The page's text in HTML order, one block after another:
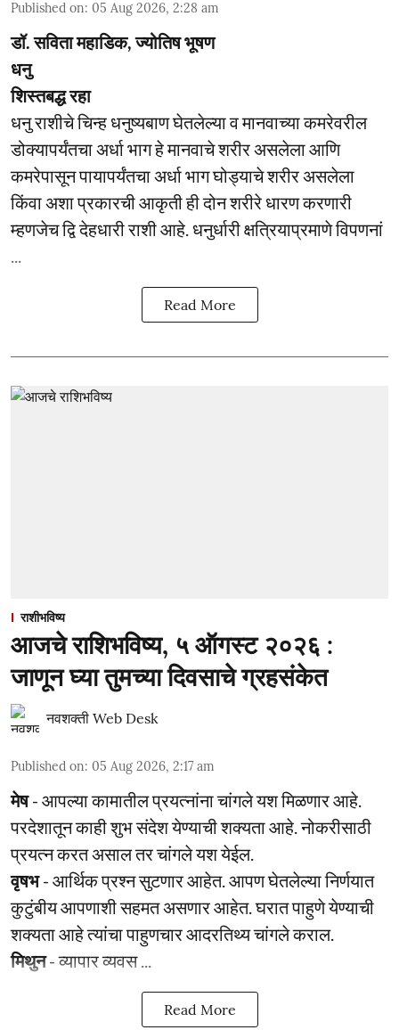
Published on: 05 Aug 2026, 2:28 am
डॉ. सविता महाडिक, ज्योतिष भूषण
धनु
शिस्तबद्ध रहा
धनु राशीचे चिन्ह धनुष्यबाण घेतलेल्या व मानवाच्या कमरेवरील
डोक्यापर्यंतचा अर्धा भाग हे मानवाचे शरीर असलेला आणि
कमरेपासून पायापर्यंतचा अर्धा भाग घोड्याचे शरीर असलेला
किंवा अशा प्रकारची आकृती ही दोन शरीरे धारण करणारी
म्हणजेच द्वि देहधारी राशी आहे. धनुर्धारी क्षत्रियाप्रमाणे विपणनां
...
Read More
राशीभविष्य
आजचे राशिभविष्य, ५ ऑगस्ट २०२६ :
जाणून घ्या तुमच्या दिवसाचे ग्रहसंकेत
नवशक्ती Web Desk
Published on: 05 Aug 2026, 2:17 am
मेष- आपल्या कामातील प्रयत्नांना चांगले यश मिळणार आहे.
परदेशातून काही शुभ संदेश येण्याची शक्यता आहे. नोकरीसाठी
प्रयत्न करत असाल तर चांगले यश येईल.
वृषभ- आर्थिक प्रश्‍न सुटणार आहेत. आपण घेतलेल्या निर्णयात
कुटुंबीय आपणाशी सहमत असणार आहेत. घरात पाहुणे येण्याची
शक्यता आहे त्यांचा पाहुणचार आदरतिथ्य चांगले कराल.
मिथुन- व्यापार व्यवस ...
Read More